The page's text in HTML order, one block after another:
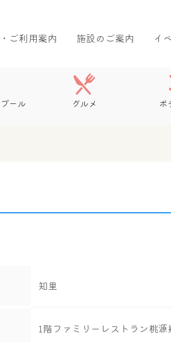
ご利用案内 施設のご案内 イ
ール グルメ ボ
知里
1階ファミリーレストラン桃源